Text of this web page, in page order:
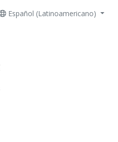
Español (Latinoamericano)